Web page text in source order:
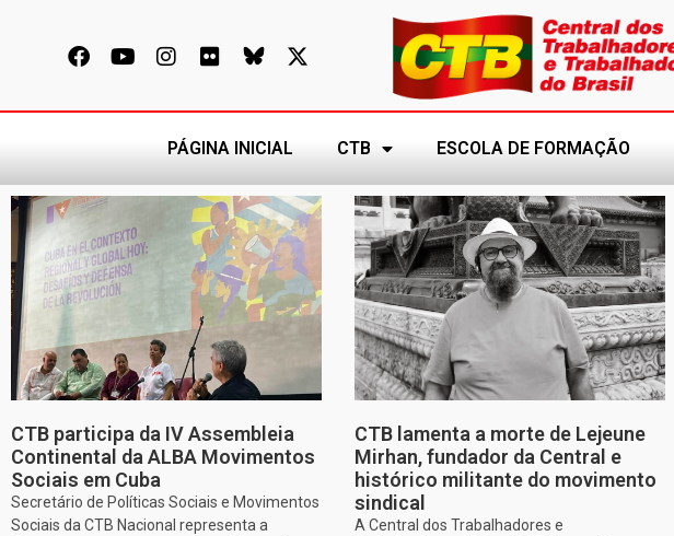
PÁGINA INICIAL CTB ESCOLA DE FORMAÇÃO
CTB participa da IV Assembleia
Continental da ALBA Movimentos
Sociais em Cuba
Secretário de Políticas Sociais e Movimentos
Sociais da CTB Nacional representa a
CTB lamenta a morte de Lejeune
Mirhan, fundador da Central e
histórico militante do movimento
sindical
A Central dos Trabalhadores e